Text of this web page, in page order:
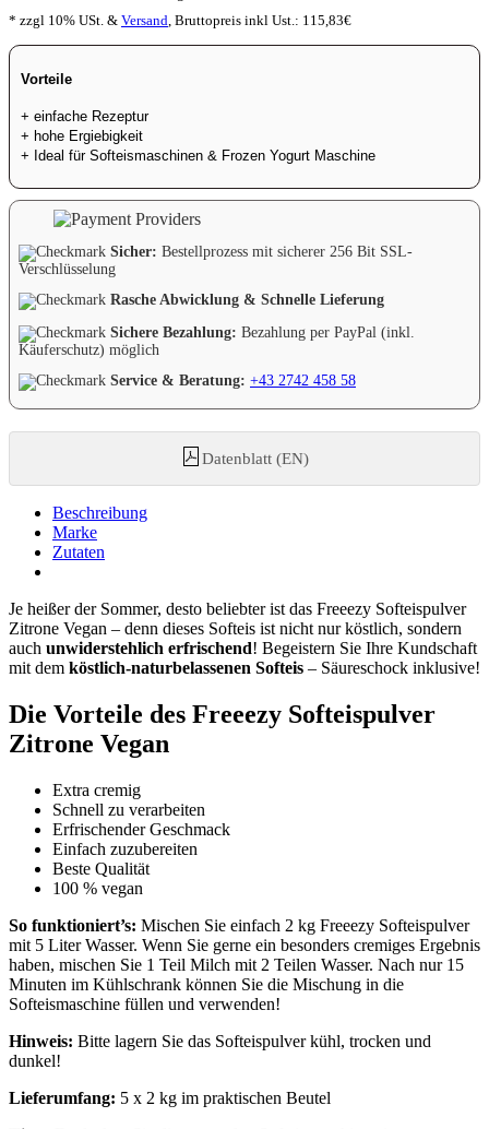
* zzgl 10% USt. & Versand Bruttopreis inkl Ust.: 115,83€
Vorteile
+ einfache Rezeptur
+ hohe Ergiebigkeit
+ Ideal für Softeismaschinen & Frozen Yogurt Maschine
Sicher: Bestellprozess mit sicherer 256 Bit SSL-
Verschlüsselung
Rasche Abwicklung & Schnelle Lieferung
Sichere Bezahlung: Bezahlung per PayPal (inkl.
Käuferschutz) möglich
Service & Beratung: +43 2742 458 58
Datenblatt (EN)
Beschreibung
Marke
Zutaten
Je heißer der Sommer, desto beliebter ist das Freeezy Softeispulver
Zitrone Vegan – denn dieses Softeis ist nicht nur köstlich, sondern
auch unwiderstehlich erfrischend! Begeistern Sie Ihre Kundschaft
mit dem köstlich-naturbelassenen Softeis – Säureschock inklusive!
Die Vorteile des Freeezy Softeispulver
Zitrone Vegan
Extra cremig
Schnell zu verarbeiten
Erfrischender Geschmack
Einfach zuzubereiten
Beste Qualität
100 % vegan
So funktioniert’s: Mischen Sie einfach 2 kg Freeezy Softeispulver
mit 5 Liter Wasser. Wenn Sie gerne ein besonders cremiges Ergebnis
haben, mischen Sie 1 Teil Milch mit 2 Teilen Wasser. Nach nur 15
Minuten im Kühlschrank können Sie die Mischung in die
Softeismaschine füllen und verwenden!
Hinweis: Bitte lagern Sie das Softeispulver kühl, trocken und
dunkel!
Lieferumfang: 5 x 2 kg im praktischen Beutel